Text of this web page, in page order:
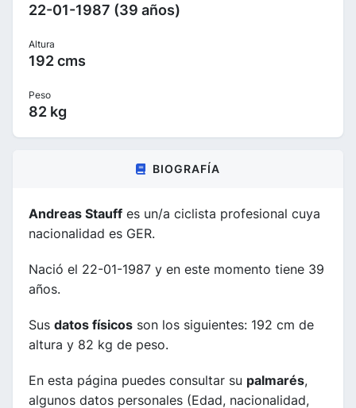
22-01-1987 (39 años)
Altura
192 cms
Peso
82 kg
BIOGRAFÍA
Andreas Stauff es un/a ciclista profesional cuya
nacionalidad es GER.
Nació el 22-01-1987 y en este momento tiene 39
años.
Sus datos físicos son los siguientes: 192 cm de
altura y 82 kg de peso.
En esta página puedes consultar su palmarés,
algunos datos personales (Edad, nacionalidad,